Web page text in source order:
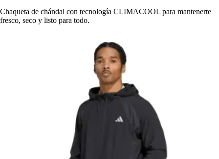
Chaqueta de chándal con tecnología CLIMACOOL para mantenerte
fresco, seco y listo para todo.